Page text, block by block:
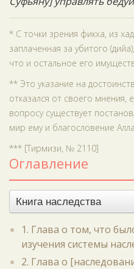
* С точки зрения фикха, из
заплаченная за убитого
что и остальное его
** Это указание на
отказался от своего мнения,
вопросу существует
мир ему и благословение
*** [Тирмизи, № 2110]
Оглавление
Книга наследства
1. Глава о том, что
изучения системы
2. Глава о